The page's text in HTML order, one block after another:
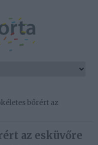
bőrért az
az esküvőre